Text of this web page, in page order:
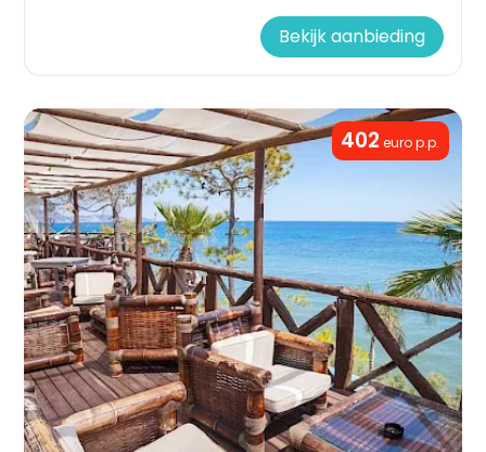
Bekijk aanbieding
402 euro p.p.